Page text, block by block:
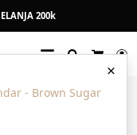
200k
Search
Cart
×
- Brown Sugar